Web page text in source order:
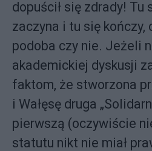
dopuścił się zdrady! Tu
zaczyna i tu się kończy,
podoba czy nie. Jeżeli
akademickiej dyskusji
faktom, że stworzona
i Wałęsę druga
pierwszą (oczywiście
statutu nikt nie miał